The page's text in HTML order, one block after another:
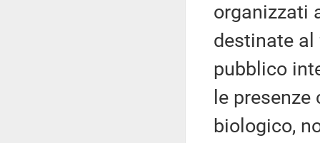
organizzati
destinate al
pubblico
le
biologico,